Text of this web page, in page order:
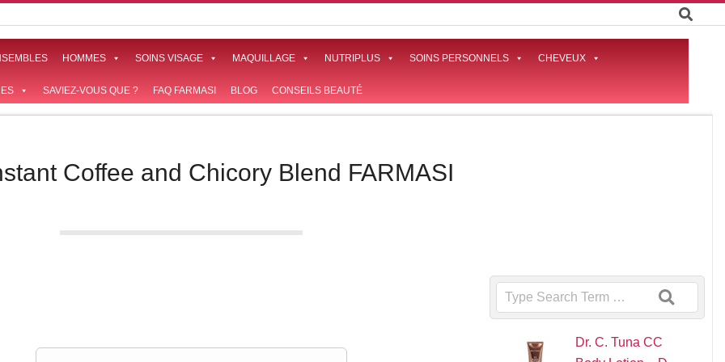
HOMMES SOINS VISAGE MAQUILLAGE NUTRIPLUS SOINS PERSONNELS CHEVEUX
SAVIEZ-VOUS QUE ? FAQ FARMASI BLOG CONSEILS BEAUTÉ
Coffee and Chicory Blend FARMASI
Search
Dr. C. Tuna CC